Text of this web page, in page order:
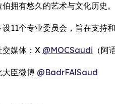
拥有悠久的艺术与文化历史
11个专业委员会，旨在支持
交媒体：X @MOCSaudi （阿
大臣微博 @BadrFAlSaud